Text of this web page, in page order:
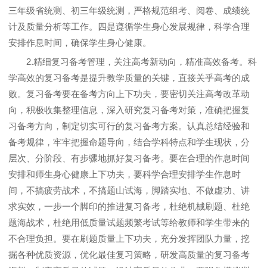
三年级省统测、初三年级统测，严格规范组考、阅卷、成绩统
计及质量分析等工作。四是遵循学生身心发展规律，科学合理
安排作息时间，确保学生身心健康。
2.精细复习备考管理，关注高考新动向，精准高效备考。科
学高效的复习备考是提升教学质量的关键，直接关乎高考的成
败。复习备考要在备考方向上下功夫，要密切关注高考改革动
向，积极收集整理信息，深入研究复习备考对策，准确把握复
习备考方向，制定切实可行的复习备考方案。认真总结经验和
备考规律，牢牢把握命题导向，结合学科特点和学生现状，分
层次、分阶段、有步骤地抓好复习备考。要在合理的作息时间
安排和师生身心健康上下功夫，要科学合理安排学生作息时
间，不搞疲劳战术，不搞题山试海，脚踏实地、不做虚功、讲
求实效，一步一个脚印的推进复习备考，杜绝机械刷题、杜绝
题海战术，杜绝用低质量试题频繁考试等给教师和学生带来的
不合理负担。要在刷题质量上下功夫，充分发挥团队力量，挖
掘各种优质资源，优化最佳复习策略，研发高质量的复习备考